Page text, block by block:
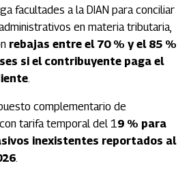
facultades a la DIAN para conciliar
en materia tributaria,
rebajas entre el 70 % y el 85 %
si el contribuyente paga el
.
complementario de
tarifa temporal del 19 % para
inexistentes reportados al
.